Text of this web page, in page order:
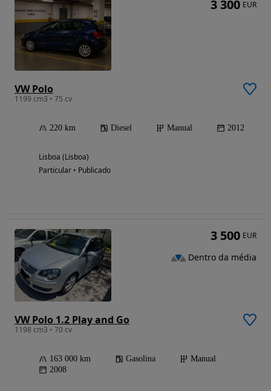
VW Polo
1199 cm3 • 75 cv
220 km Diesel Manual 2012
Lisboa (Lisboa)
Particular • Publicado
3 300 EUR
VW Polo 1.2 Play and Go
1198 cm3 • 70 cv
163 000 km Gasolina
Manual
2008
3 500 EUR
Dentro da média